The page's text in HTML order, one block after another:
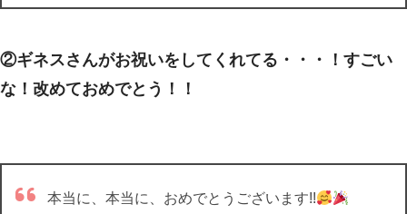
②ギネスさんがお祝いをしてくれてる・・・！すごい
な！改めておめでとう！！
本当に、本当に、おめでとうございます!!